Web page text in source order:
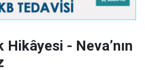
- Neva’nın